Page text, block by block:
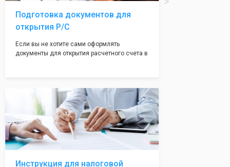
Подготовка документов для
открытия Р/С
Если вы не хотите сами оформлять
документы для открытия расчетного счета в
открытия счета, с минимальным затратом
вашего времени и сил!
Инструкция для налоговой